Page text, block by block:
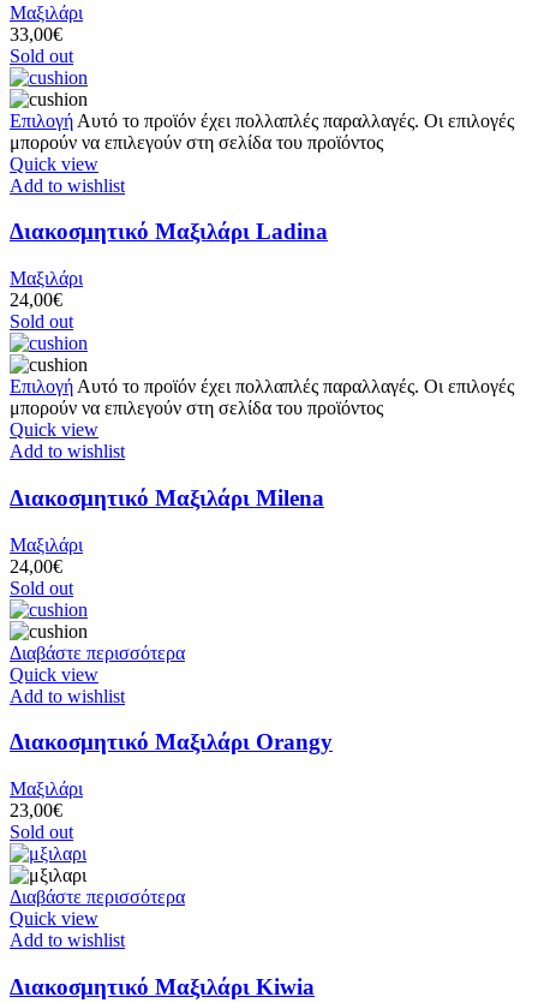
Μαξιλάρι
33,00€
Sold out
Επιλογή Αυτό το προϊόν έχει πολλαπλές παραλλαγές. Οι επιλογές
μπορούν να επιλεγούν στη σελίδα του προϊόντος
Quick view
Add to wishlist
Διακοσμητικό Μαξιλάρι Ladina
Μαξιλάρι
24,00€
Sold out
Επιλογή Αυτό το προϊόν έχει πολλαπλές παραλλαγές. Οι επιλογές
μπορούν να επιλεγούν στη σελίδα του προϊόντος
Quick view
Add to wishlist
Διακοσμητικό Μαξιλάρι Milena
Μαξιλάρι
24,00€
Sold out
Διαβάστε περισσότερα
Quick view
Add to wishlist
Διακοσμητικό Μαξιλάρι Orangy
Μαξιλάρι
23,00€
Sold out
Διαβάστε περισσότερα
Quick view
Add to wishlist
Διακοσμητικό Μαξιλάρι Kiwia